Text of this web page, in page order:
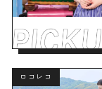
ロコレコ